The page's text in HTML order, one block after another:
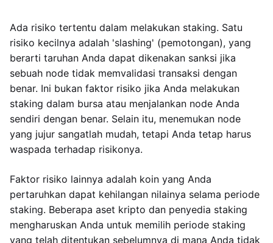
Ada risiko tertentu dalam melakukan staking. Satu
risiko kecilnya adalah 'slashing' (pemotongan), yang
berarti taruhan Anda dapat dikenakan sanksi jika
sebuah node tidak memvalidasi transaksi dengan
benar. Ini bukan faktor risiko jika Anda melakukan
staking dalam bursa atau menjalankan node Anda
sendiri dengan benar. Selain itu, menemukan node
yang jujur sangatlah mudah, tetapi Anda tetap harus
waspada terhadap risikonya.
Faktor risiko lainnya adalah koin yang Anda
pertaruhkan dapat kehilangan nilainya selama periode
staking. Beberapa aset kripto dan penyedia staking
mengharuskan Anda untuk memilih periode staking
yang telah ditentukan sebelumnya di mana Anda tidak